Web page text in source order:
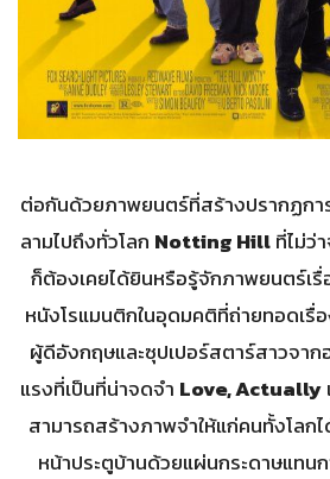
ต่อกันด้วยภาพยนตร์ที่สร้างปรากฏกา
ลามไปถึงทั่วโลก Notting Hillที่ไม่ว่
ก็ต้องเคยได้ยินหรือรู้จักภาพยนตร์เ
หนังโรแมนติกในอุดมคติที่ถ่ายทอดเรื่
ผู้ดีอังกฤษและซุปเปอร์สตาร์สาวจา
แรงที่เป็นที่น่าจดจำ Love, Actually
สามารถสร้างภาพจำให้แก่คนทั้งโลก
หน้าประตูบ้านด้วยแผ่นกระดาษแทน